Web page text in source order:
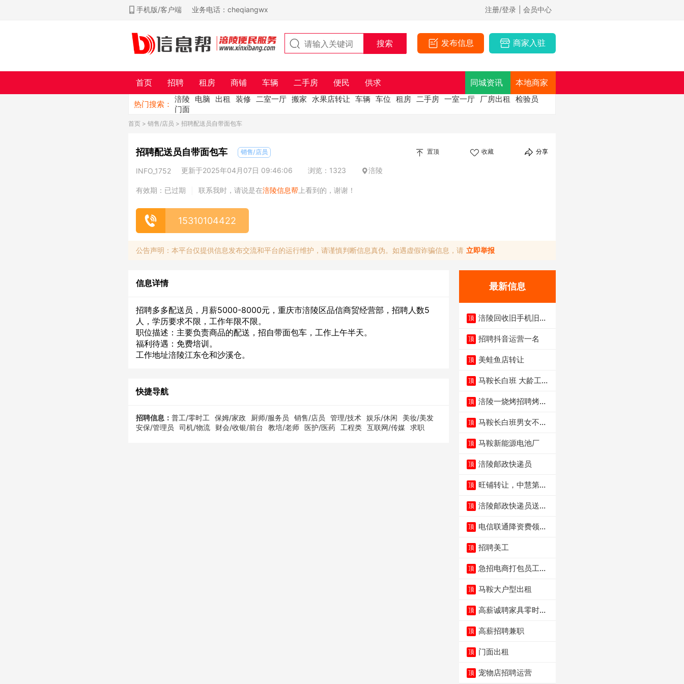
手机版/客户端 业务电话：cheqiangwx 注册/登录 | 会员中心
发布信息 商家入驻
首页 招聘 租房 商铺 车辆 二手房 便民 供求 同城资讯 本地商家
热门搜索：
涪陵 电脑 出租 装修 二室一厅 搬家 水果店转让 车辆 车位 租房 二手房 一室一厅 厂房出租
检验员
门面
首页 > 销售/店员 > 招聘配送员自带面包车
招聘配送员自带面包车 销售/店员 置顶 收藏 分享
INFO_1752 更新于2025年04月07日 09:46:06 浏览：1323 涪陵
有效期：已过期 联系我时，请说是在涪陵信息帮 上看到的，谢谢！
15310104422
公告声明：本平台仅提供信息发布交流和平台的运行维护，请谨慎判断信息真伪。如遇虚假诈骗信息，请 立即举报
信息详情
招聘多多配送员，月薪5000-8000元，重庆市涪陵区品信商贸经营部，招聘人数5
人，学历要求不限，工作年限不限。
职位描述：主要负责商品的配送，招自带面包车，工作上午半天。
福利待遇：免费培训。
工作地址涪陵江东仓和沙溪仓。
快捷导航
招聘信息： 普工/零时工 保姆/家政 厨师/服务员 销售/店员 管理/技术 娱乐/休闲
美妆/美发
安保/管理员
司机/物流 财会/收银/前台 教培/老师 医护/医药 工程类 互联网/传媒 求职
最新信息
顶 涪陵回收旧手机旧电
顶 招聘抖音运营一名
顶 美蛙鱼店转让
顶 马鞍长白班 大龄工大
顶 涪陵一烧烤招聘烤工
顶 马鞍长白班男女不限
顶 马鞍新能源电池厂
顶 涪陵邮政快递员
顶 旺铺转让，中慧第一
顶 涪陵邮政快递员送货
顶 电信联通降资费领价
顶 招聘美工
顶 急招电商打包员工作
顶 马鞍大户型出租
顶 高薪诚聘家具零时促
顶 高薪招聘兼职
顶 门面出租
顶 宠物店招聘运营